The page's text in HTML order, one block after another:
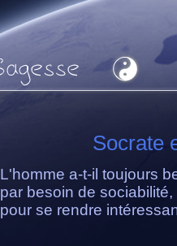
Socrate
L'homme a-t-il toujours
par besoin de
pour se rendre